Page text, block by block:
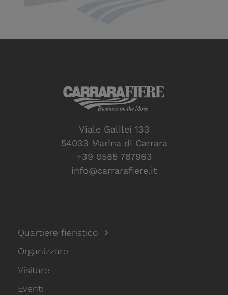
Viale Galilei 133
54033 Marina di Carrara
+39 0585 787963
info@carrarafiere.it
Quartiere fieristico
Organizzare
Visitare
Eventi